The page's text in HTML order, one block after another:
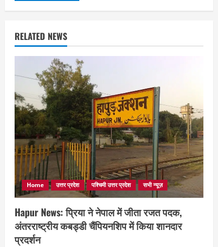
RELATED NEWS
Home उत्तर प्रदेश पश्चिमी उत्तर प्रदेश सभी न्यूज़
Hapur News: प्रिया ने नेपाल में जीता रजत पदक,
अंतरराष्ट्रीय कबड्डी चैंपियनशिप में किया शानदार
प्रदर्शन